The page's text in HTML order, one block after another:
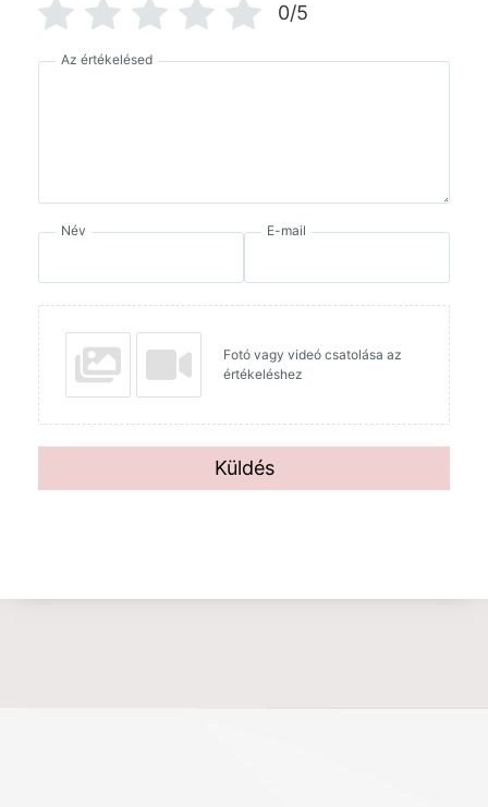
0/5
Az értékelésed
Név E-mail
Fotó vagy videó csatolása az
értékeléshez
Küldés